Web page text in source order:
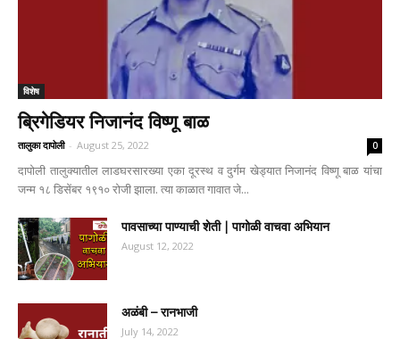
विशेष
ब्रिगेडियर निजानंद विष्णू बाळ
तालुका दापोली - August 25, 2022 0
दापोली तालुक्यातील लाडघरसारख्या एका दूरस्थ व दुर्गम खेड्यात निजानंद विष्णू बाळ यांचा
जन्म १८ डिसेंबर १९१० रोजी झाला. त्या काळात गावात जे...
पावसाच्या पाण्याची शेती | पागोळी वाचवा अभियान
August 12, 2022
अळंबी – रानभाजी
July 14, 2022